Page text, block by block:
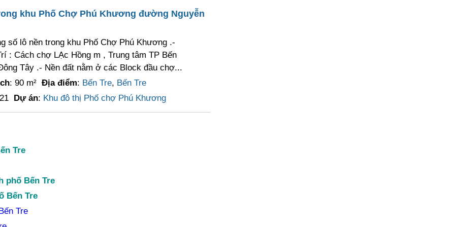
khu Phố Chợ Phú Khương đường Nguyễn
số lô nền trong khu Phố Chợ Phú Khương .-
: Cách chợ LẠc Hồng m , Trung tâm TP Bến
Tây .- Nền đất nằm ở các Block đầu chợ...
: 90 m² Địa điểm: Bến Tre, Bến Tre
Dự án: Khu đô thị Phố chợ Phú Khương
Tre
phố Bến Tre
Bến Tre
Tre